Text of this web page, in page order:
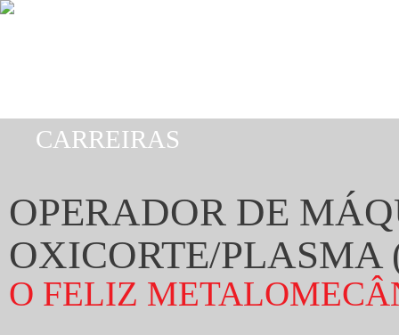
Passar para o conteúdo principal
Está aqui
CARREIRAS
OPERADOR DE
OXICORTE/PLASMA
O FELIZ